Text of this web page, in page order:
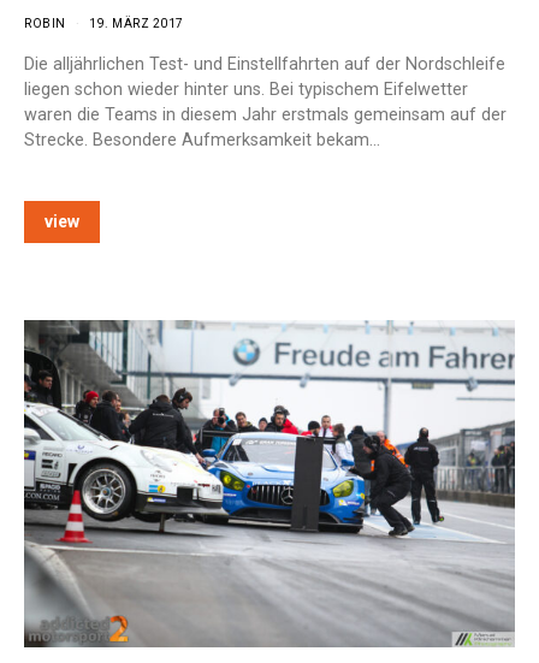
ROBIN 19. MÄRZ 2017
Die alljährlichen Test- und Einstellfahrten auf der Nordschleife
liegen schon wieder hinter uns. Bei typischem Eifelwetter
waren die Teams in diesem Jahr erstmals gemeinsam auf der
Strecke. Besondere Aufmerksamkeit bekam…
view